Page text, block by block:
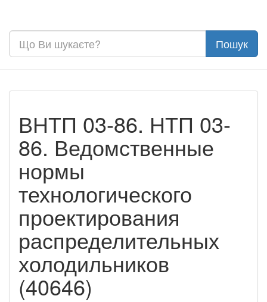
ВНТП 03-86. НТП 03-
86. Ведомственные
нормы
технологического
проектирования
распределительных
холодильников
(40646)